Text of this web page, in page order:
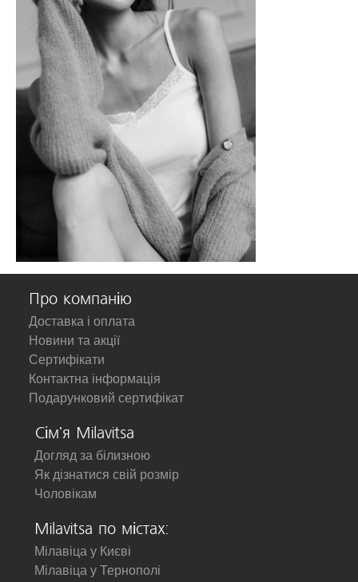
Про компанію
Доставка і оплата
Новини та акції
Сертифікати
Контактна інформація
Подарунковий сертифікат
Сім'я Milavitsa
Догляд за білизною
Як дізнатися свій розмір
Чоловікам
Milavitsa по містах:
Мілавіца у Києві
Мілавіца у Тернополі